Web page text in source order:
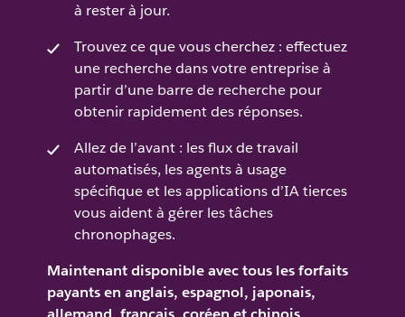
à rester à jour.
Trouvez ce que vous cherchez : effectuez
une recherche dans votre entreprise à
partir d’une barre de recherche pour
obtenir rapidement des réponses.
Allez de l’avant : les flux de travail
automatisés, les agents à usage
spécifique et les applications d’IA tierces
vous aident à gérer les tâches
chronophages.
Maintenant disponible avec tous les forfaits
payants en anglais, espagnol, japonais,